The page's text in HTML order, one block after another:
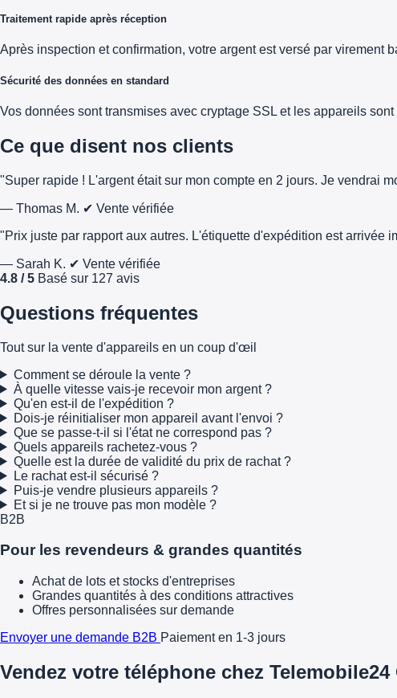
Traitement rapide après réception
Après inspection et confirmation, votre argent est versé par virement
Sécurité des données en standard
Vos données sont transmises avec cryptage SSL et les appareils
Ce que disent nos clients
"Super rapide ! L'argent était sur mon compte en 2 jours. Je vendrai
— Thomas M. ✔ Vente vérifiée
"Prix juste par rapport aux autres. L'étiquette d'expédition est arrivée
— Sarah K. ✔ Vente vérifiée
4.8 / 5 Basé sur 127 avis
Questions fréquentes
Tout sur la vente d'appareils en un coup d'œil
Comment se déroule la vente ?
À quelle vitesse vais-je recevoir mon argent ?
Qu'en est-il de l'expédition ?
Dois-je réinitialiser mon appareil avant l'envoi ?
Que se passe-t-il si l'état ne correspond pas ?
Quels appareils rachetez-vous ?
Quelle est la durée de validité du prix de rachat ?
Le rachat est-il sécurisé ?
Puis-je vendre plusieurs appareils ?
Et si je ne trouve pas mon modèle ?
B2B
Pour les revendeurs & grandes quantités
Achat de lots et stocks d'entreprises
Grandes quantités à des conditions attractives
Offres personnalisées sur demande
Envoyer une demande B2B Paiement en 1-3 jours
Vendez votre téléphone chez